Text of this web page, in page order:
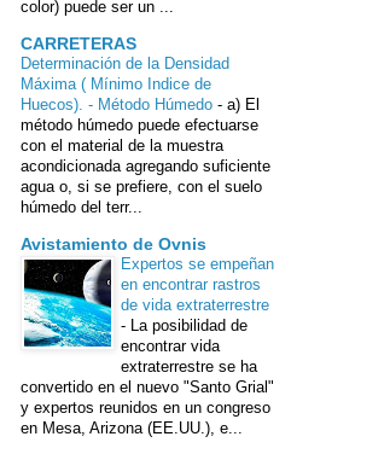
color) puede ser un ...
CARRETERAS
Determinación de la Densidad
Máxima ( Mínimo Indice de
Huecos). - Método Húmedo - a) El
método húmedo puede efectuarse
con el material de la muestra
acondicionada agregando suficiente
agua o, si se prefiere, con el suelo
húmedo del terr...
Avistamiento de Ovnis
Expertos se empeñan
en encontrar rastros
de vida extraterrestre
- La posibilidad de
encontrar vida
extraterrestre se ha
convertido en el nuevo "Santo Grial"
y expertos reunidos en un congreso
en Mesa, Arizona (EE.UU.), e...